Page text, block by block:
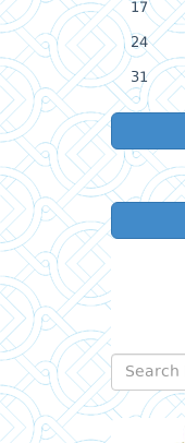
17
24
31